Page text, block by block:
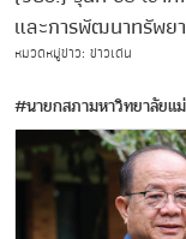
และการพัฒนาทรัพย
หมวดหมู่ข่าว: ข่าวเด่น
#นายกสภามหาวิทยาลัยแ